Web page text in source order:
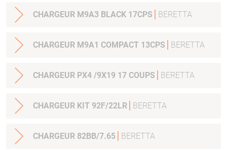
CHARGEUR M9A3 BLACK 17CPS BERETTA
CHARGEUR M9A1 COMPACT 13CPS BERETTA
CHARGEUR PX4 /9X19 17 COUPS BERETTA
CHARGEUR KIT 92F/22LR BERETTA
CHARGEUR 82BB/7.65 BERETTA